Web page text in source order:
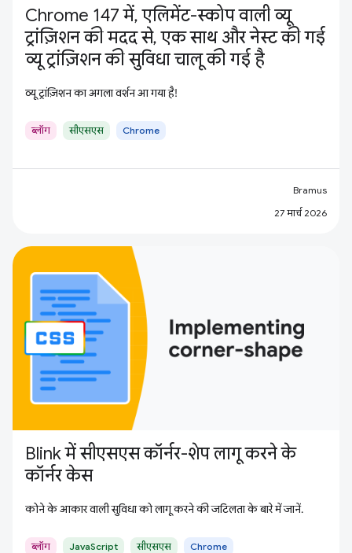
Chrome 147 में, एलिमेंट-स्कोप वाली व्यू
ट्रांज़िशन की मदद से, एक साथ और नेस्ट की गई
व्यू ट्रांज़िशन की सुविधा चालू की गई है
व्यू ट्रांज़िशन का अगला वर्शन आ गया है!
ब्लॉग सीएसएस Chrome
Bramus
27 मार्च 2026
Blink में सीएसएस कॉर्नर-शेप लागू करने के
कॉर्नर केस
कोने के आकार वाली सुविधा को लागू करने की जटिलता के बारे में जानें.
ब्लॉग JavaScript सीएसएस Chrome